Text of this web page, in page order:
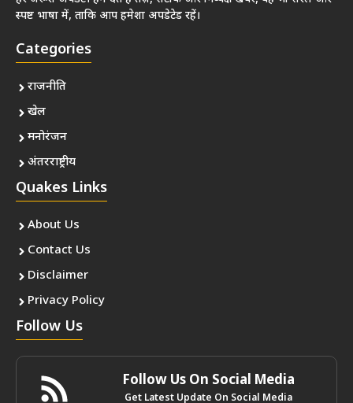
स्पष्ट भाषा में, ताकि आप हमेशा अपडेटेड रहें।
Categories
राजनीति
खेल
मनोरंजन
अंतरराष्ट्रीय
Quakes Links
About Us
Contact Us
Disclaimer
Privacy Policy
Follow Us
Follow Us On Social Media
Get Latest Update On Social Media